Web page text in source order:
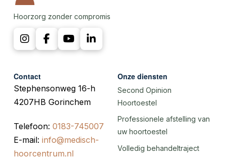
Hoorzorg zonder compromis
Contact
Stephensonweg 16-h
4207HB Gorinchem
Telefoon: 0183-745007
E-mail: info@medisch-
hoorcentrum.nl
Onze diensten
Second Opinion
Hoortoestel
Professionele afstelling van
uw hoortoestel
Volledig behandeltraject